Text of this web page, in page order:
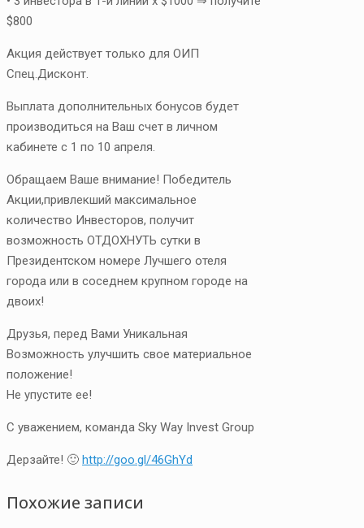
$800
Акция действует только для ОИП
Спец.Дисконт.
Выплата дополнительных бонусов будет
производиться на Ваш счет в личном
кабинете с 1 по 10 апреля.
Обращаем Ваше внимание! Победитель
Акции,привлекший максимальное
количество Инвесторов, получит
возможность ОТДОХНУТЬ сутки в
Президентском номере Лучшего отеля
города или в соседнем крупном городе на
двоих!
Друзья, перед Вами Уникальная
Возможность улучшить свое материальное
положение!
Не упустите ее!
С уважением, команда Sky Way Invest Group
Дерзайте! 🙂 http://goo.gl/46GhYd
Похожие записи